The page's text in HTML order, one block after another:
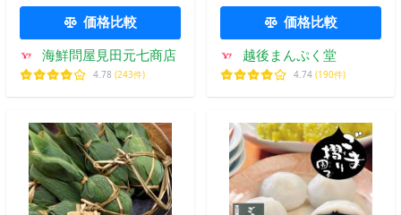
価格比較
海鮮問屋見田元七商店
4.78 (243件)
価格比較
越後まんぷく堂
4.74 (190件)